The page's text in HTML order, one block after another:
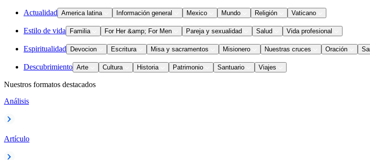
Actualidad America latina Información general Mexico Mundo Religión Vaticano
Estilo de vida Familia For Her &amp; For Men Pareja y sexualidad Salud Vida profesional
Espiritualidad Devocion Escritura Misa y sacramentos Misionero Nuestras cruces Oración
Descubrimiento Arte Cultura Historia Patrimonio Santuario Viajes
Nuestros formatos destacados
Análisis
Artículo